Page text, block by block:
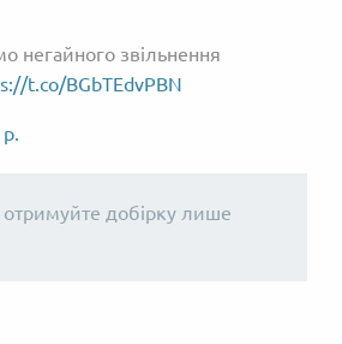
негайного звільнення
t.co/BGbTEdvPBN
отримуйте добірку лише